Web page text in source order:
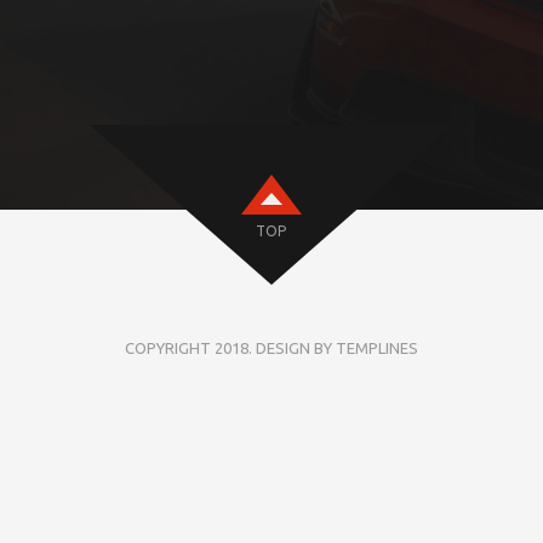
TOP
COPYRIGHT 2018. DESIGN BY TEMPLINES